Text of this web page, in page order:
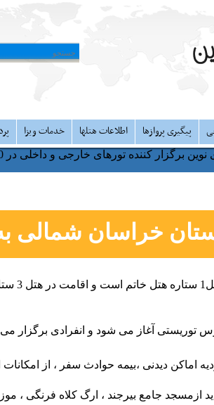
پیگیری پروازها اطلاعات هتلها خدمات ویزا
برگزار کننده تورهای خارجی و داخلی در 30 استان کشور
خراسان شمالی
توریستی آغاز می شود و انفرادی برگزار
اماکن دیدنی ،بیمه حوادث سفر ، از امکانات
ازمسجد جامع بیرجند ، ارگ کلاه فرنگی ،